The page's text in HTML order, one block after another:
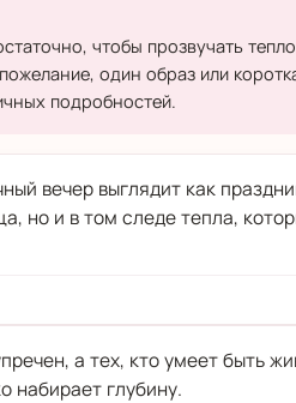
чтобы прозвучать
один образ или
подробностей.
вечер выглядит как
но и в том следе тепла,
а тех, кто умеет быть
набирает глубину.